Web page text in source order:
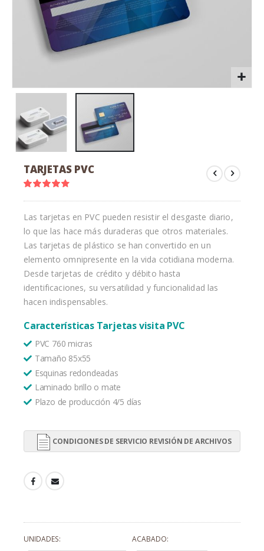
comienzo
galería
imágenes
TARJETAS PVC
Valoración:
Las tarjetas en PVC pueden resistir el desgaste diario,
lo que las hace más duraderas que otros materiales.
Las tarjetas de plástico se han convertido en un
elemento omnipresente en la vida cotidiana moderna.
Desde tarjetas de crédito y débito hasta
identificaciones, su versatilidad y funcionalidad las
hacen indispensables.
Características Tarjetas visita PVC
PVC 760 micras
Tamaño 85x55
Esquinas redondeadas
Laminado brillo o mate
Plazo de producción 4/5 días
CONDICIONES DE SERVICIO REVISIÓN DE ARCHIVOS
UNIDADES ACABADO